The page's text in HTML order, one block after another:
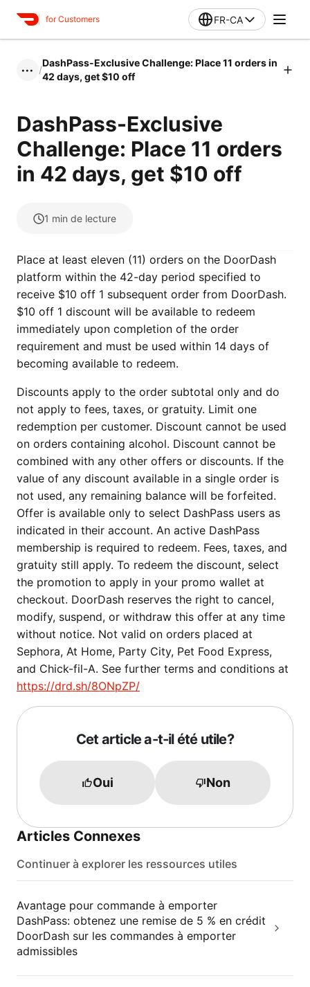
for Customers FR-CA
••• /
DashPass-Exclusive Challenge: Place 11 orders in
42 days, get $10 off
DashPass-Exclusive
Challenge: Place 11 orders
in 42 days, get $10 off
1 min de lecture
Place at least eleven (11) orders on the DoorDash
platform within the 42-day period specified to
receive $10 off 1 subsequent order from DoorDash.
$10 off 1 discount will be available to redeem
immediately upon completion of the order
requirement and must be used within 14 days of
becoming available to redeem.
Discounts apply to the order subtotal only and do
not apply to fees, taxes, or gratuity. Limit one
redemption per customer. Discount cannot be used
on orders containing alcohol. Discount cannot be
combined with any other offers or discounts. If the
value of any discount available in a single order is
not used, any remaining balance will be forfeited.
Offer is available only to select DashPass users as
indicated in their account. An active DashPass
membership is required to redeem. Fees, taxes, and
gratuity still apply. To redeem the discount, select
the promotion to apply in your promo wallet at
checkout. DoorDash reserves the right to cancel,
modify, suspend, or withdraw this offer at any time
without notice. Not valid on orders placed at
Sephora, At Home, Party City, Pet Food Express,
and Chick-fil-A. See further terms and conditions at
https://drd.sh/8ONpZP/
Cet article a-t-il été utile?
Oui Non
Articles Connexes
Continuer à explorer les ressources utiles
Avantage pour commande à emporter
DashPass: obtenez une remise de 5 % en crédit
DoorDash sur les commandes à emporter
admissibles